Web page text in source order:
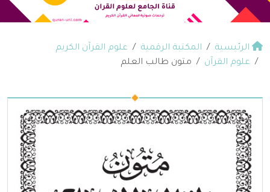
الرئيسية المكتبة الرقمية
علوم القرآن الكريم
علوم القرآن
متون طالب العلم